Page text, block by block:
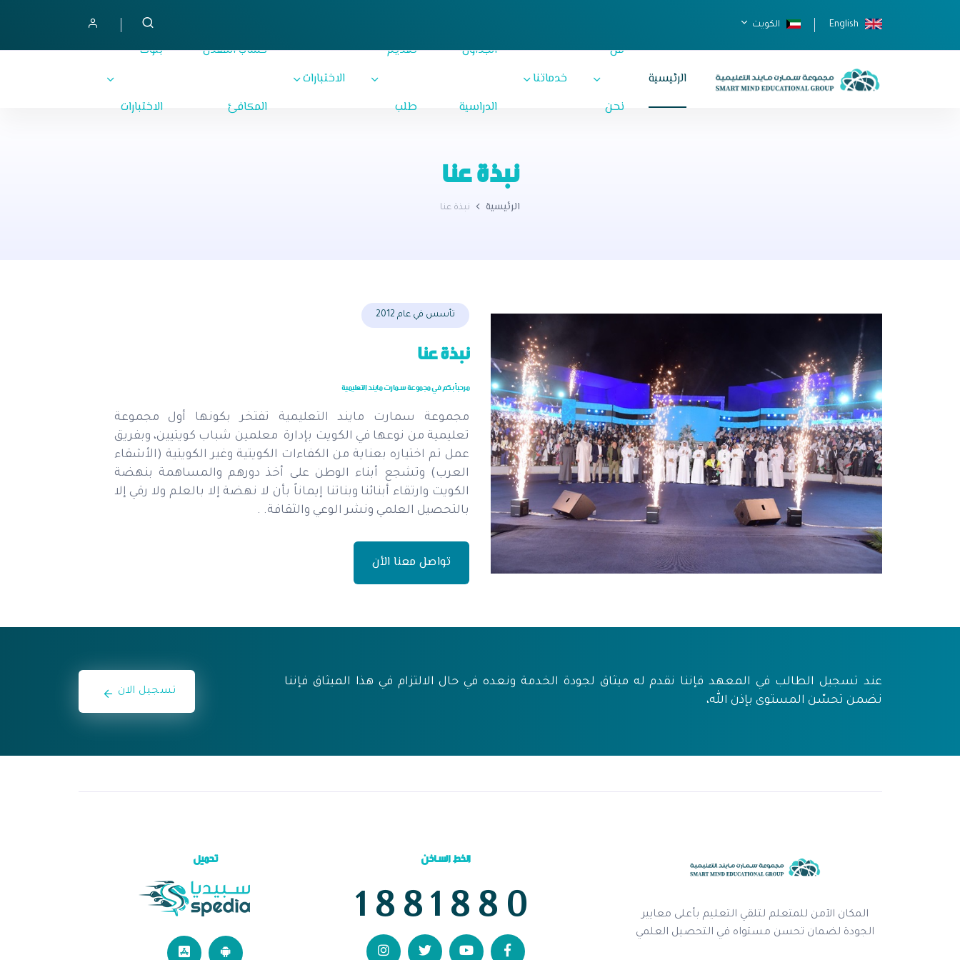
English الكويت
الرئيسية
من
نحن
خدماتنا
الجداول
الدراسية
تقديم
طلب
الاختبارات
حساب المعدل
المكافئ
بنوك
الاختبارات
نبذة عنا
الرئيسية نبذة عنا
تأسس في عام 2012
نبذة عنا
مرحباً بكم في مجموعة سمارت مايند التعليمية
مجموعة سمارت مايند التعليمية تفتخر بكونها أول مجموعة
تعليمية من نوعها في الكويت بإدارة معلمين شباب كويتيين، وبفريق
عمل تم اختياره بعناية من الكفاءات الكويتية وغير الكويتية (الأشقاء
العرب) وتشجع أبناء الوطن على أخذ دورهم والمساهمة بنهضة
الكويت وارتقاء أبنائنا وبناتنا إيماناً بأن لا نهضة إلا بالعلم ولا رقي إلا
بالتحصيل العلمي ونشر الوعي والثقافة. .
تواصل معنا الأن
عند تسجيل الطالب في المعهد فإننا نقدم له ميثاق لجودة الخدمة ونعده في حال الالتزام في هذا الميثاق فإننا
نضمن تحسّن المستوى بإذن الله،
تسجيل الان
المكان الآمن للمتعلم لتلقي التعليم بأعلى معايير
الجودة لضمان تحسن مستواه في التحصيل العلمي
الخط الساخن
1881880
تحميل